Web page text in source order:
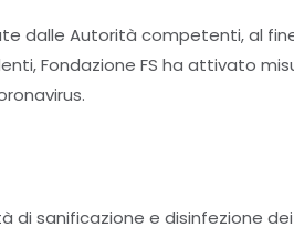
dalle Autorità competenti, al
Fondazione FS ha attivato
sanificazione e disinfezione